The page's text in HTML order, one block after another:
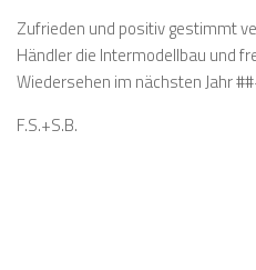
Zufrieden und positiv gestimmt
Händler die Intermodellbau und
Wiedersehen im nächsten Jahr
F.S.+S.B.